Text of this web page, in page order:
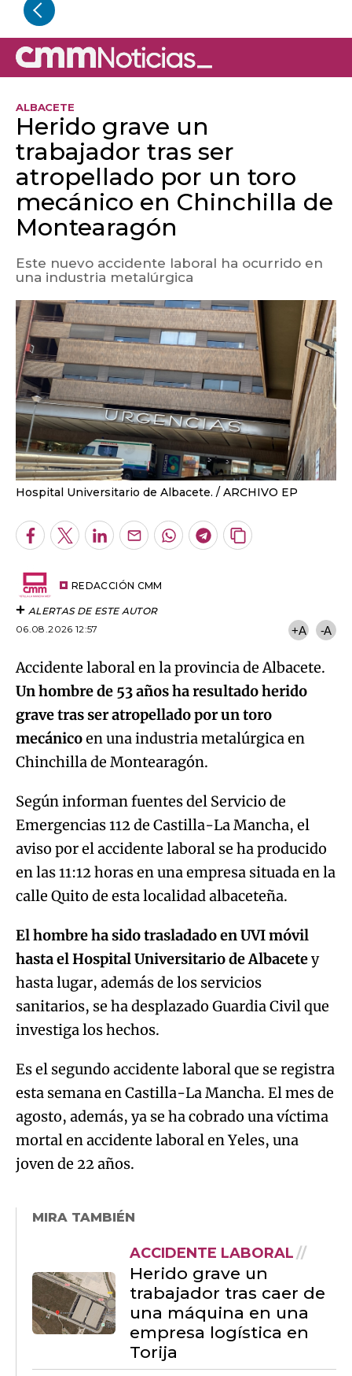
ALBACETE
Herido grave un
trabajador tras ser
atropellado por un toro
mecánico en Chinchilla de
Montearagón
Este nuevo accidente laboral ha ocurrido en
una industria metalúrgica
Hospital Universitario de Albacete. ARCHIVO EP
Facebook
TwitterLinkedInEnviarWhatsapp
Telegram
Copiar
REDACCIÓN CMM
ALERTAS DE ESTE AUTOR
06.08.2026 12:57
+A -A
Accidente laboral en la provincia de Albacete.
Un hombre de 53 años ha resultado herido
grave tras ser atropellado por un toro
mecánicoen una industria metalúrgica en
Chinchilla de Montearagón.
Según informan fuentes del Servicio de
Emergencias 112 de Castilla-La Mancha, el
aviso por el accidente laboral se ha producido
en las 11:12 horas en una empresa situada en la
calle Quito de esta localidad albaceteña.
El hombre ha sido trasladado en UVI móvil
hasta el Hospital Universitario de Albacetey
hasta lugar, además de los servicios
sanitarios, se ha desplazado Guardia Civil que
investiga los hechos.
Es el segundo accidente laboral que se registra
esta semana en Castilla-La Mancha. El mes de
agosto, además, ya se ha cobrado una víctima
mortal en accidente laboral en Yeles, una
joven de 22 años.
MIRA TAMBIÉN
ACCIDENTE LABORAL
Herido grave un
trabajador tras caer de
una máquina en una
empresa logística en
Torija